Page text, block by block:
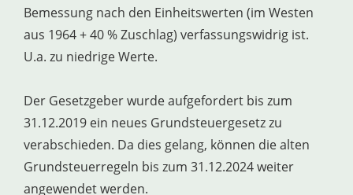
Bemessung nach den Einheitswerten (im Westen
aus 1964 + 40 % Zuschlag) verfassungswidrig ist.
U.a. zu niedrige Werte.
Der Gesetzgeber wurde aufgefordert bis zum
31.12.2019 ein neues Grundsteuergesetz zu
verabschieden. Da dies gelang, können die alten
Grundsteuerregeln bis zum 31.12.2024 weiter
angewendet werden.